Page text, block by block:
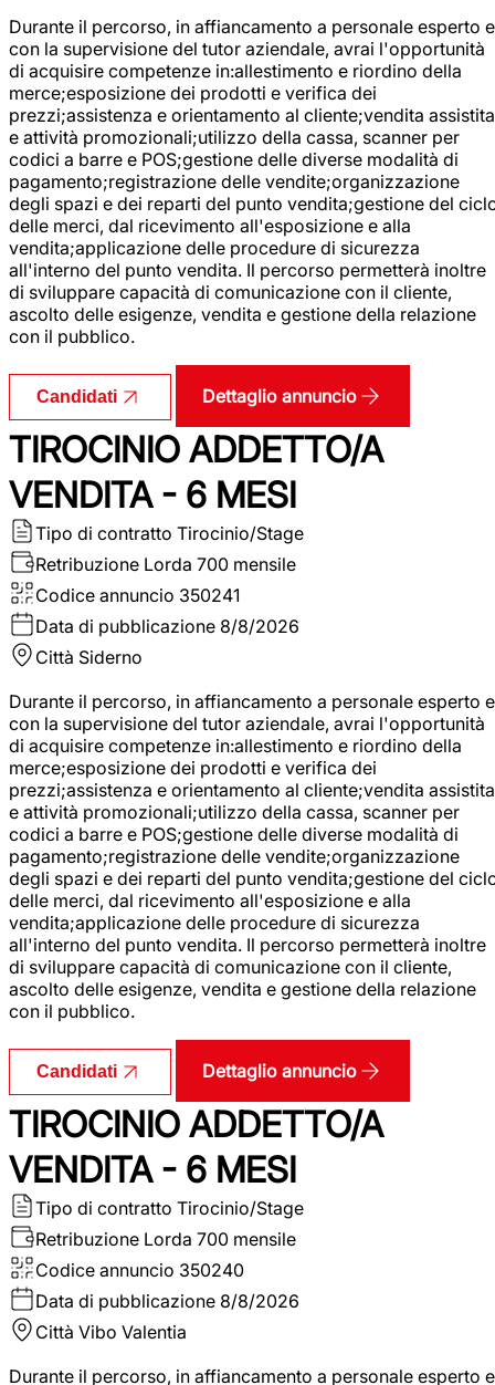
Durante il percorso, in affiancamento a personale esperto e
con la supervisione del tutor aziendale, avrai l'opportunità
di acquisire competenze in:allestimento e riordino della
merce;esposizione dei prodotti e verifica dei
prezzi;assistenza e orientamento al cliente;vendita assistita
e attività promozionali;utilizzo della cassa, scanner per
codici a barre e POS;gestione delle diverse modalità di
pagamento;registrazione delle vendite;organizzazione
degli spazi e dei reparti del punto vendita;gestione del
delle merci, dal ricevimento all'esposizione e alla
vendita;applicazione delle procedure di sicurezza
all'interno del punto vendita. Il percorso permetterà inoltre
di sviluppare capacità di comunicazione con il cliente,
ascolto delle esigenze, vendita e gestione della relazione
con il pubblico.
Candidati Dettaglio annuncio
TIROCINIO ADDETTO/A
VENDITA - 6 MESI
Tipo di contratto Tirocinio/Stage
Retribuzione Lorda 700 mensile
Codice annuncio 350241
Data di pubblicazione 8/8/2026
Città Siderno
Durante il percorso, in affiancamento a personale esperto e
con la supervisione del tutor aziendale, avrai l'opportunità
di acquisire competenze in:allestimento e riordino della
merce;esposizione dei prodotti e verifica dei
prezzi;assistenza e orientamento al cliente;vendita assistita
e attività promozionali;utilizzo della cassa, scanner per
codici a barre e POS;gestione delle diverse modalità di
pagamento;registrazione delle vendite;organizzazione
degli spazi e dei reparti del punto vendita;gestione del
delle merci, dal ricevimento all'esposizione e alla
vendita;applicazione delle procedure di sicurezza
all'interno del punto vendita. Il percorso permetterà inoltre
di sviluppare capacità di comunicazione con il cliente,
ascolto delle esigenze, vendita e gestione della relazione
con il pubblico.
Candidati Dettaglio annuncio
TIROCINIO ADDETTO/A
VENDITA - 6 MESI
Tipo di contratto Tirocinio/Stage
Retribuzione Lorda 700 mensile
Codice annuncio 350240
Data di pubblicazione 8/8/2026
Città Vibo Valentia
Durante il percorso, in affiancamento a personale esperto e